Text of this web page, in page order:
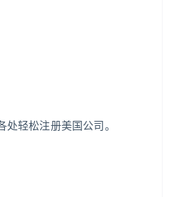
轻松注册美国公司。